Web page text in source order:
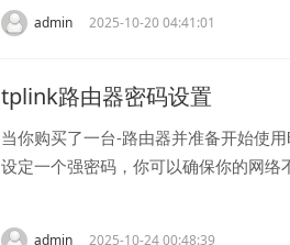
admin 2025-10-20 04:41:01
tplink路由器密码设置
当你购买了一台-路由器并准备开始使
设定一个强密码，你可以确保你的网
admin 2025-10-24 00:48:39